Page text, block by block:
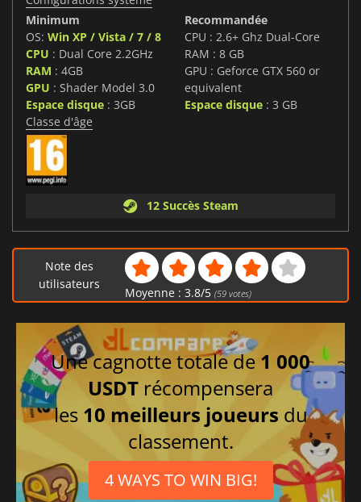
Minimum
OS: Win XP / Vista / 7 / 8
CPU : Dual Core 2.2GHz
RAM : 4GB
GPU : Shader Model 3.0
Espace disque : 3GB
Recommandée
CPU : 2.6+ Ghz Dual-Core
RAM : 8 GB
GPU : Geforce GTX 560 or
equivalent
Espace disque : 3 GB
Classe d'âge
12 Succès Steam
Note des
utilisateurs
Moyenne : 3.8/5 (59votes)
Une cagnotte totale de 1 000
USDT récompensera
les 10 meilleurs joueurs du
classement.
4 WAYS TO WIN BIG!